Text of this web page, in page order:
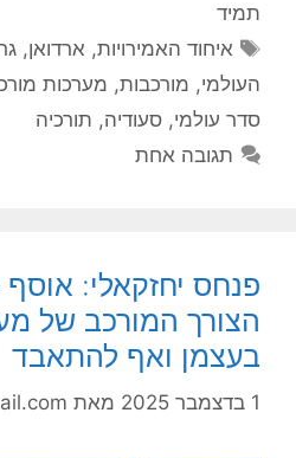
תמיד
תגיות
איחוד האמירויות, ארדואן,
העולמי, מורכבות, מערכות
סדר עולמי, סעודיה, תורכיה
תגובה אחת
פנחס יחזקאלי:
הצורך המורכב של
בעצמן ואף להתאבד
1 בדצמבר 2025 מאת